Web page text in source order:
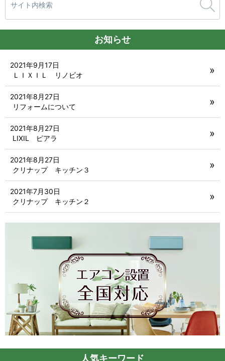
索:
お知らせ
ＬＩＸＩＬ リノビオ
2021年9月17日
リフォームについて
2021年8月27日
LIXIL ピアラ
2021年8月27日
クリナップ キッチン３
2021年8月27日
クリナップ キッチン２
2021年7月30日
人気キーワード